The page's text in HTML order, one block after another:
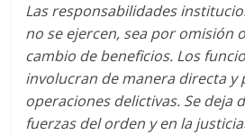
Las responsabilidades
no se ejercen, sea por omisión
cambio de beneficios. Los
involucran de manera directa y
operaciones delictivas. Se deja
fuerzas del orden y en la